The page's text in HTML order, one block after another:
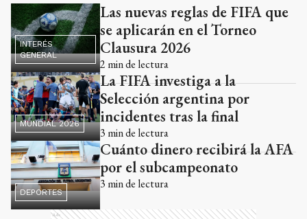
INTERÉS
GENERAL
Las nuevas reglas de FIFA que
se aplicarán en el Torneo
Clausura 2026
2 min de lectura
MUNDIAL 2026
La FIFA investiga a la
Selección argentina por
incidentes tras la final
3 min de lectura
DEPORTES
Cuánto dinero recibirá la AFA
por el subcampeonato
3 min de lectura
Ads